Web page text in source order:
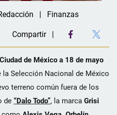
Finanzas
Compartir
Ciudad de México a 18 de mayo
Selección Nacional de México
terreno común fuera de los
de “Dalo Todo”, la marca Grisi